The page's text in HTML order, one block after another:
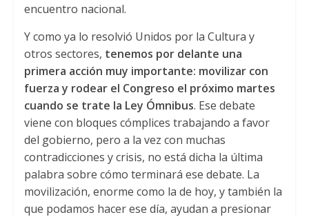
encuentro nacional.
Y como ya lo resolvió Unidos por la Cultura y
otros sectores, tenemos por delante una
primera acción muy importante: movilizar con
fuerza y rodear el Congreso el próximo martes
cuando se trate la Ley Ómnibus. Ese debate
viene con bloques cómplices trabajando a favor
del gobierno, pero a la vez con muchas
contradicciones y crisis, no está dicha la última
palabra sobre cómo terminará ese debate. La
movilización, enorme como la de hoy, y también la
que podamos hacer ese día, ayudan a presionar